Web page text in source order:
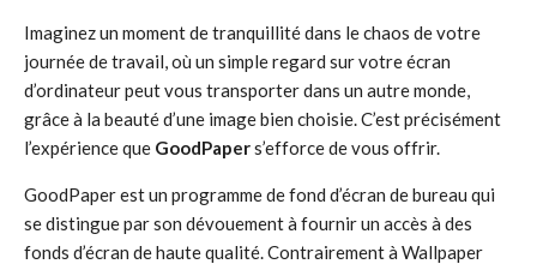
Imaginez un moment de tranquillité dans le chaos de votre
journée de travail, où un simple regard sur votre écran
d’ordinateur peut vous transporter dans un autre monde,
grâce à la beauté d’une image bien choisie. C’est précisément
l’expérience que GoodPapers’efforce de vous offrir.
GoodPaper est un programme de fond d’écran de bureau qui
se distingue par son dévouement à fournir un accès à des
fonds d’écran de haute qualité. Contrairement à Wallpaper